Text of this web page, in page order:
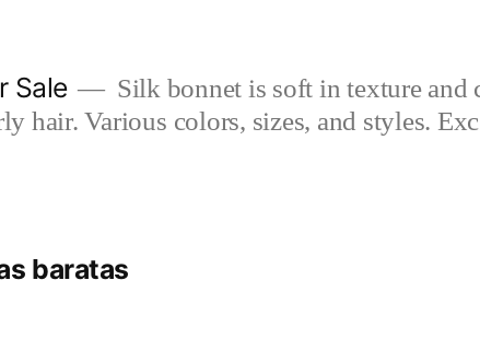
Sale
Silk bonnet is soft in texture and
hair. Various colors, sizes, and styles.
baratas